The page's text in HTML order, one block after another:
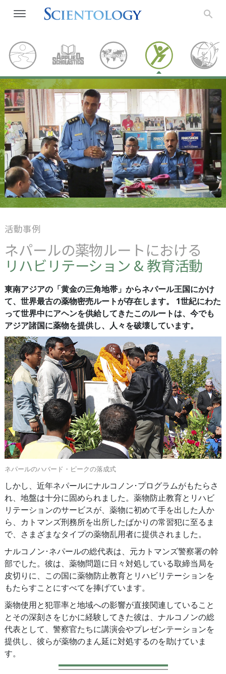
活動事例
ネパールの薬物ルートにおける
リハビリテーション & 教育活動
東南アジアの「黄金の三角地帯」からネパール王国にかけ
て、世界最古の薬物密売ルートが存在します。 1世紀にわた
って世界中にアヘンを供給してきたこのルートは、今でも
アジア諸国に薬物を提供し、人々を破壊しています。
ネパールのハバード・ピークの落成式
しかし、近年ネパールにナルコノン･プログラムがもたらさ
れ、地盤は十分に固められました。薬物防止教育とリハビ
リテーションのサービスが、薬物に初めて手を出した人か
ら、カトマンズ刑務所を出所したばかりの常習犯に至るま
で、さまざまなタイプの薬物乱用者に提供されました。
ナルコノン･ネパールの総代表は、元カトマンズ警察署の幹
部でした。彼は、薬物問題に日々対処している取締当局を
皮切りに、この国に薬物防止教育とリハビリテーションを
もたらすことにすべてを捧げています。
薬物使用と犯罪率と地域への影響が直接関連していること
とその深刻さをじかに経験してきた彼は、ナルコノンの総
代表として、警察官たちに講演会やプレゼンテーションを
提供し、彼らが薬物のまん延に対処するのを助けていま
す。